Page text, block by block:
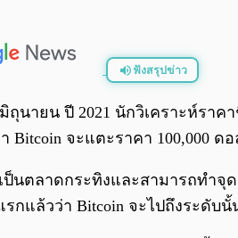
ฟังสรุปข่าว
ถุนายน ปี 2021 นักวิเคราะห์ราค
Bitcoin จะแตะราคา 100,000 ด
ป็นตลาดกระทิงและสามารถทำ
กแล้วว่า Bitcoin จะไปถึงระดับนั้